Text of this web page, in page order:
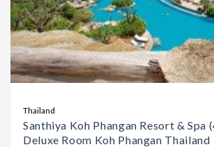
Thailand
Santhiya Koh Phangan Resort & Spa
Deluxe Room Koh Phangan Thailand